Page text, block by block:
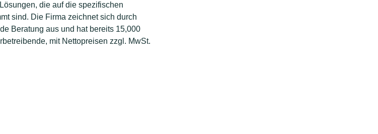
die auf die spezifischen
sind. Die Firma zeichnet sich durch
Beratung aus und hat bereits 15,000
mit Nettopreisen zzgl. MwSt.